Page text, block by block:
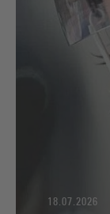
18.07.2026